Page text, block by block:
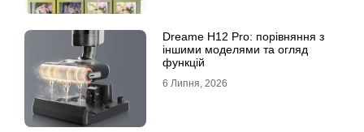
Dreame H12 Pro: порівняння з
іншими моделями та огляд
функцій
6 Липня, 2026